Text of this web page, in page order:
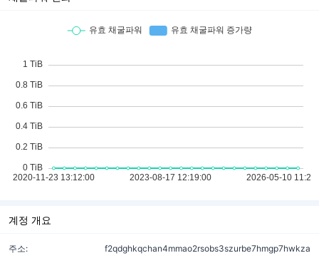
계정 개요
주소:
f2qdghkqchan4mmao2rsobs3szurbe7hmgp7hwkza